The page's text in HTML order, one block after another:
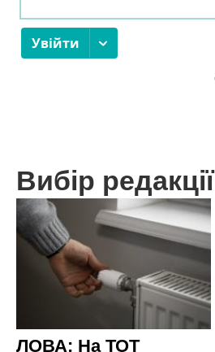
Вибір редакції
ЛОВА: На ТОТ